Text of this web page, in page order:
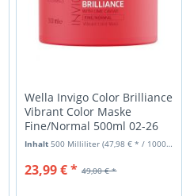
Wella Invigo Color Brilliance
Vibrant Color Maske
Fine/Normal 500ml 02-26
Inhalt500 Milliliter(47,98 € * / 1000 Milliliter)
49,00 € *
23,99 € *